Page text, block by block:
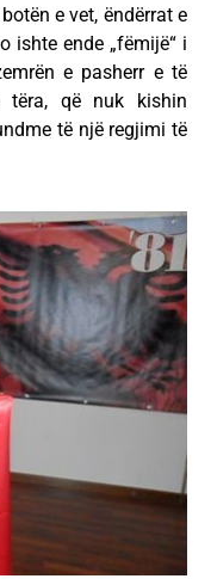
e vet, ëndërrat e
ishte ende „fëmijë“ i
e pasherr e të
tëra, që nuk kishin
të një regjimi të